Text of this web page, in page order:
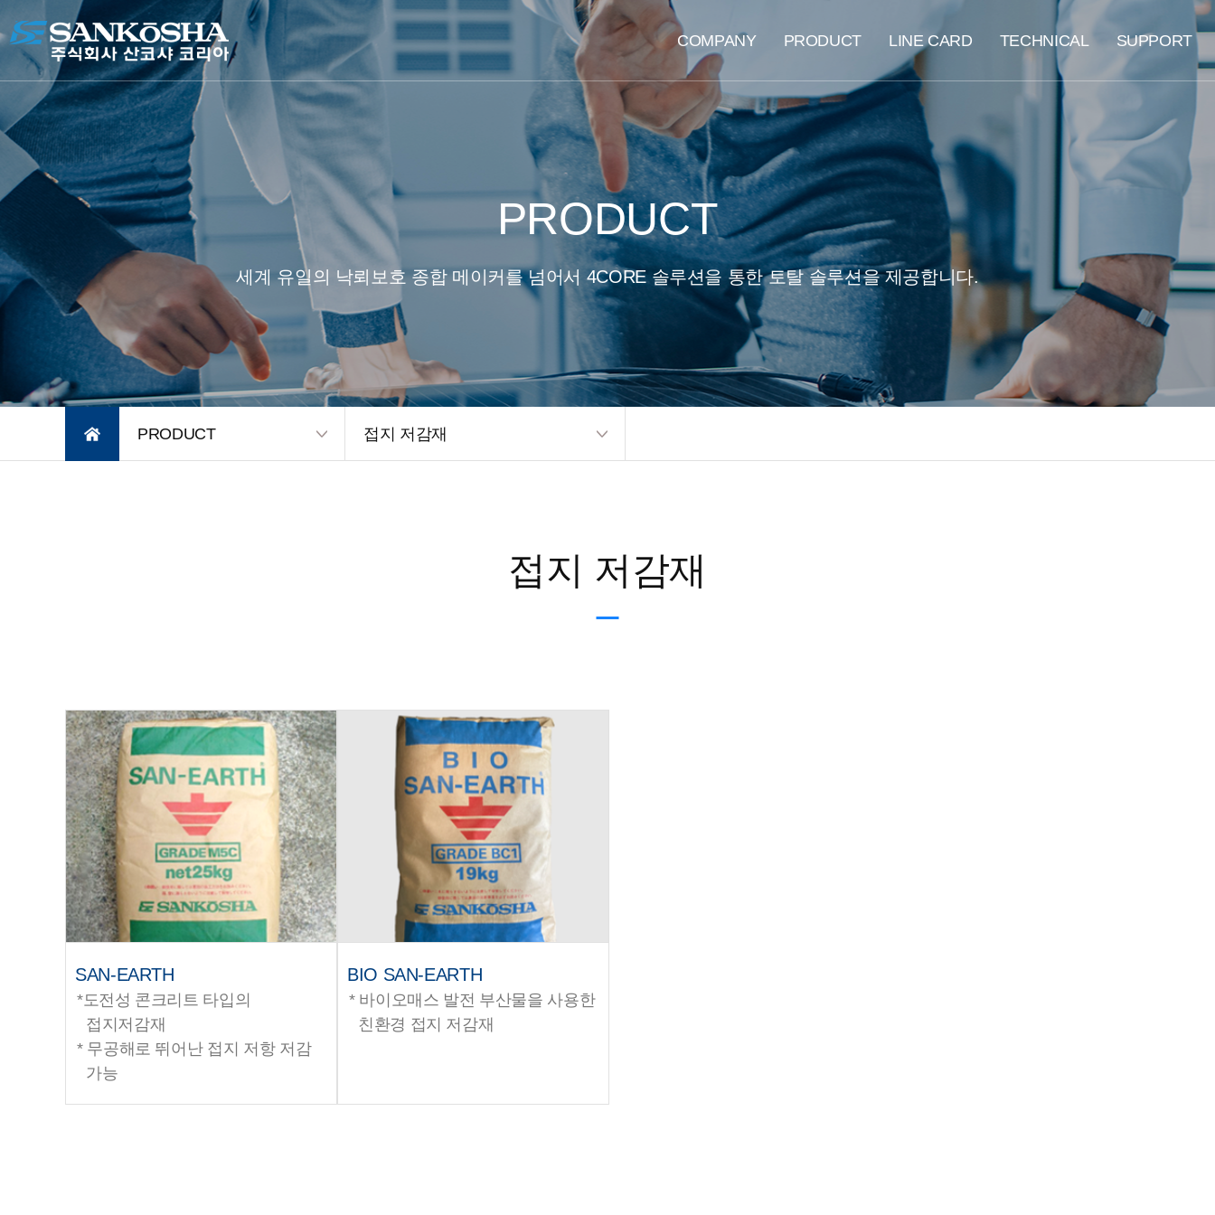
메인 메뉴
COMPANY PRODUCT LINE CARD TECHNICAL SUPPORT
PRODUCT
세계 유일의 낙뢰보호 종합 메이커를 넘어서 4CORE 솔루션을 통한 토탈 솔루션을 제공합니다.
PRODUCT 접지 저감재
접지 저감재
SAN-EARTH
*도전성 콘크리트 타입의
접지저감재
* 무공해로 뛰어난 접지 저항 저감
가능
BIO SAN-EARTH
* 바이오매스 발전 부산물을 사용한
친환경 접지 저감재